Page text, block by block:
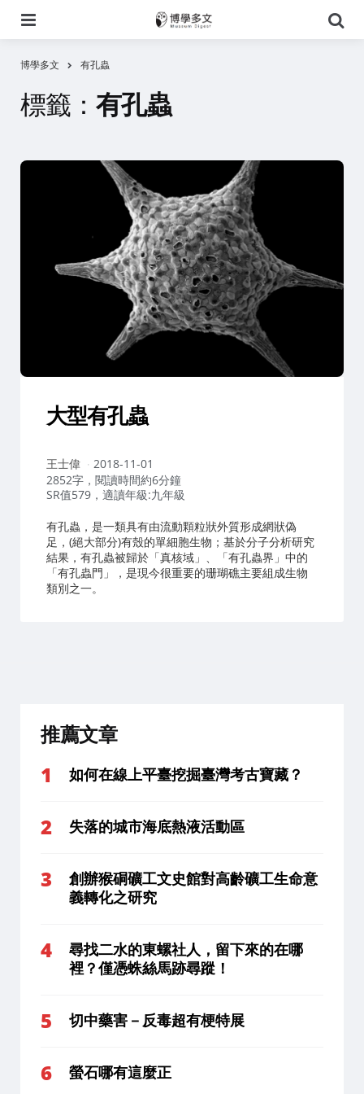
尋
博學多文 有孔蟲
標籤： 有孔蟲
大型有孔蟲
作
者：
王士偉
2018-11-01
2852字，閱讀時間約6分鐘
SR值579，適讀年級:九年級
有孔蟲，是一類具有由流動顆粒狀外質形成網狀偽
足，(絕大部分)有殼的單細胞生物；基於分子分析研究
結果，有孔蟲被歸於「真核域」、「有孔蟲界」中的
「有孔蟲門」，是現今很重要的珊瑚礁主要組成生物
類別之一。
推薦文章
如何在線上平臺挖掘臺灣考古寶藏？
失落的城市海底熱液活動區
創辦猴硐礦工文史館對高齡礦工生命意
義轉化之研究
尋找二水的東螺社人，留下來的在哪
裡？僅憑蛛絲馬跡尋蹤！
切中藥害－反毒超有梗特展
螢石哪有這麼正